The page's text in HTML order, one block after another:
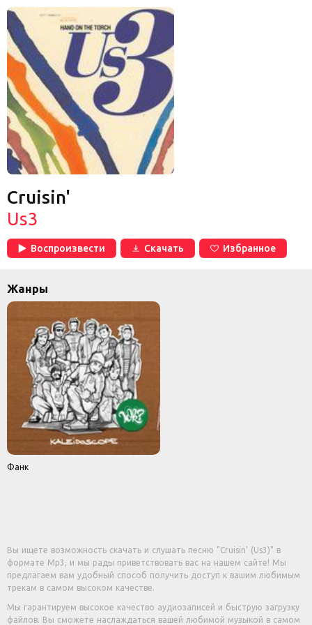
Cruisin'
Us3
Воспроизвести Скачать Избранное
Жанры
Фанк
Вы ищете возможность скачать и слушать песню "Cruisin' (Us3)" в
формате Mp3, и мы рады приветствовать вас на нашем сайте! Мы
предлагаем вам удобный способ получить доступ к вашим любимым
трекам в самом высоком качестве.
Мы гарантируем высокое качество аудиозаписей и быструю загрузку
файлов. Вы сможете наслаждаться вашей любимой музыкой в самом